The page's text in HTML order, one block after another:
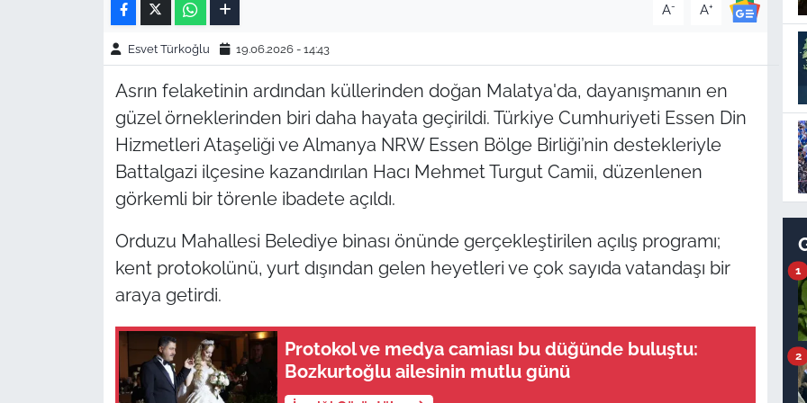
A- A+
Esvet Türkoğlu 19.06.2026 - 14:43
Asrın felaketinin ardından küllerinden doğan Malatya'da, dayanışmanın en
güzel örneklerinden biri daha hayata geçirildi. Türkiye Cumhuriyeti Essen Din
Hizmetleri Ataşeliği ve Almanya NRW Essen Bölge Birliği’nin destekleriyle
Battalgazi ilçesine kazandırılan Hacı Mehmet Turgut Camii, düzenlenen
görkemli bir törenle ibadete açıldı.
Orduzu Mahallesi Belediye binası önünde gerçekleştirilen açılış programı;
kent protokolünü, yurt dışından gelen heyetleri ve çok sayıda vatandaşı bir
araya getirdi.
Protokol ve medya camiası bu düğünde buluştu:
Bozkurtoğlu ailesinin mutlu günü
1
2